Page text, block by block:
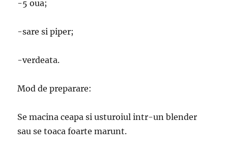
-5 oua;
-sare si piper;
-verdeata.
Mod de preparare:
Se macina ceapa si usturoiul intr-un blender
sau se toaca foarte marunt.